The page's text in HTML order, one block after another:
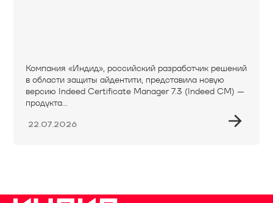
Компания «Индид», российский разработчик решений
в области защиты айдентити, представила новую
версию Indeed Certificate Manager 7.3 (Indeed CM) —
продукта...
22.07.2026